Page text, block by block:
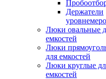
Держатели
Люки овальные
емкостей
Люки
для емкостей
Люки круглые
емкостей